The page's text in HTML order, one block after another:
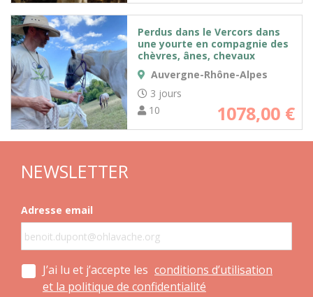
Perdus dans le Vercors dans
une yourte en compagnie des
chèvres, ânes, chevaux
Auvergne-Rhône-Alpes
3 jours
10
1078,00 €
NEWSLETTER
Adresse email
J’ai lu et j’accepte les conditions d’utilisation
et la politique de confidentialité